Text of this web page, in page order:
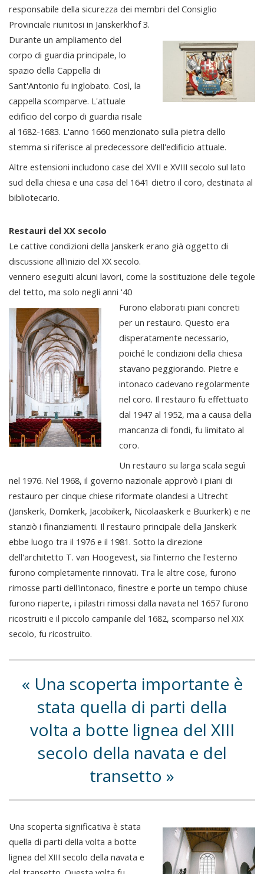
responsabile della sicurezza dei membri del Consiglio
Provinciale riunitosi in Janskerkhof 3.
Durante un ampliamento del
corpo di guardia principale, lo
spazio della Cappella di
Sant'Antonio fu inglobato. Così, la
cappella scomparve. L'attuale
edificio del corpo di guardia risale
al 1682-1683. L'anno 1660 menzionato sulla pietra dello
stemma si riferisce al predecessore dell'edificio attuale.
Altre estensioni includono case del XVII e XVIII secolo sul lato
sud della chiesa e una casa del 1641 dietro il coro, destinata al
bibliotecario.
Restauri del XX secolo
Le cattive condizioni della Janskerk erano già oggetto di
discussione all'inizio del XX secolo.
vennero eseguiti alcuni lavori, come la sostituzione delle tegole
del tetto, ma solo negli anni '40
Furono elaborati piani concreti
per un restauro. Questo era
disperatamente necessario,
poiché le condizioni della chiesa
stavano peggiorando. Pietre e
intonaco cadevano regolarmente
nel coro. Il restauro fu effettuato
dal 1947 al 1952, ma a causa della
mancanza di fondi, fu limitato al
coro.
Un restauro su larga scala seguì
nel 1976. Nel 1968, il governo nazionale approvò i piani di
restauro per cinque chiese riformate olandesi a Utrecht
(Janskerk, Domkerk, Jacobikerk, Nicolaaskerk e Buurkerk) e ne
stanziò i finanziamenti. Il restauro principale della Janskerk
ebbe luogo tra il 1976 e il 1981. Sotto la direzione
dell'architetto T. van Hoogevest, sia l'interno che l'esterno
furono completamente rinnovati. Tra le altre cose, furono
rimosse parti dell'intonaco, finestre e porte un tempo chiuse
furono riaperte, i pilastri rimossi dalla navata nel 1657 furono
ricostruiti e il piccolo campanile del 1682, scomparso nel XIX
secolo, fu ricostruito.
Una scoperta importante è
stata quella di parti della
volta a botte lignea del XIII
secolo della navata e del
transetto
Una scoperta significativa è stata
quella di parti della volta a botte
lignea del XIII secolo della navata e